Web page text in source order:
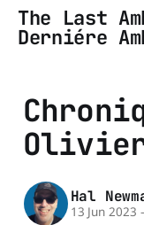
The Last
Derniére
Hal
13 Jun 2023